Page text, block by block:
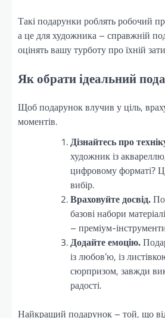
Такі подарунки роблять робочий
а це для художника – справжній
оцінять вашу турботу про їхній
Як обрати ідеальний
Щоб подарунок влучив у ціль,
моментів.
Дізнайтесь про
художник із
цифровому форматі?
вибір.
Враховуйте досвід.
базові набори
– преміум-
Додайте емоцію.
із любов’ю, із
сюрпризом, завжди
радості.
Найкращий подарунок – той, що